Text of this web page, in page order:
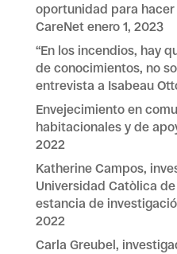
oportunidad para
CareNet enero 1, 2023
“En los incendios, hay
de conocimientos, no
entrevista a Isabeau
Envejecimiento en
habitacionales y de
2022
Katherine Campos,
Universidad Catòlica
estancia de
2022
Carla Greubel,